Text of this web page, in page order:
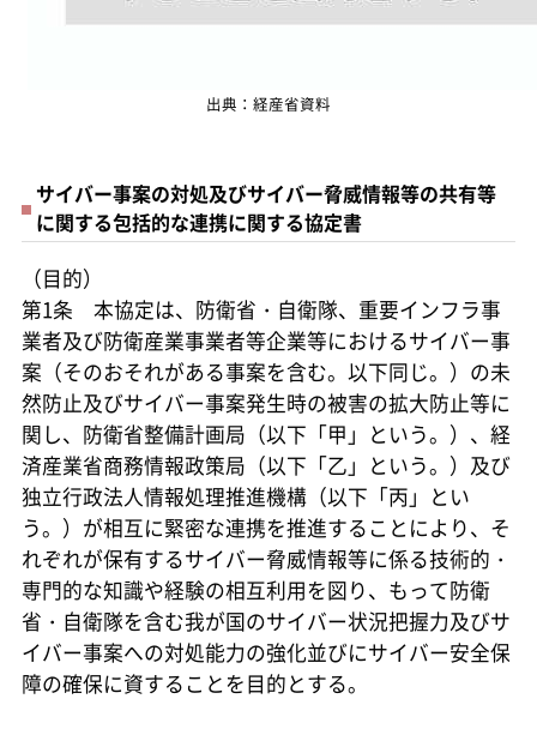
出典：経産省資料
サイバー事案の対処及びサイバー脅威情報等の共有等
に関する包括的な連携に関する協定書
（目的）
第1条 本協定は、防衛省・自衛隊、重要インフラ事
業者及び防衛産業事業者等企業等におけるサイバー事
案（そのおそれがある事案を含む。以下同じ。）の未
然防止及びサイバー事案発生時の被害の拡大防止等に
関し、防衛省整備計画局（以下「甲」という。）、経
済産業省商務情報政策局（以下「乙」という。）及び
独立行政法人情報処理推進機構（以下「丙」とい
う。）が相互に緊密な連携を推進することにより、そ
れぞれが保有するサイバー脅威情報等に係る技術的・
専門的な知識や経験の相互利用を図り、もって防衛
省・自衛隊を含む我が国のサイバー状況把握力及びサ
イバー事案への対処能力の強化並びにサイバー安全保
障の確保に資することを目的とする。